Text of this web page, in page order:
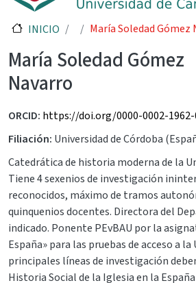
INICIO María Soledad Gómez
María Soledad Gómez
Navarro
ORCID https://doi.org/0000-0002-1962-
Filiación Universidad de Córdoba
Catedrática de historia moderna de la
Tiene 4 sexenios de investigación
reconocidos, máximo de tramos
quinquenios docentes. Directora del
indicado. Ponente PEvBAU por la
España» para las pruebas de acceso a
principales líneas de investigación
Historia Social de la Iglesia en la